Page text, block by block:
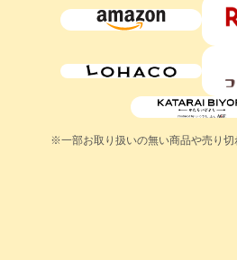
※一部お取り扱いの無い商品や売り切